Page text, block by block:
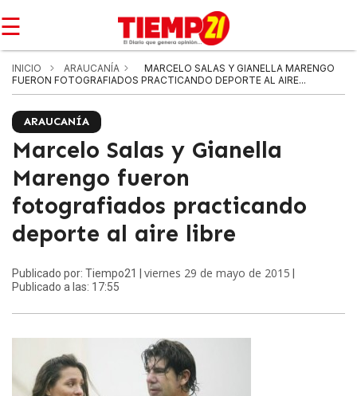
☰
INICIO ARAUCANÍA
MARCELO SALAS Y GIANELLA MARENGO
FUERON FOTOGRAFIADOS PRACTICANDO DEPORTE AL AIRE...
ARAUCANÍA
Marcelo Salas y Gianella
Marengo fueron
fotografiados practicando
deporte al aire libre
Publicado por: Tiempo21 | viernes 29 de mayo de 2015
Publicado a las: 17:55